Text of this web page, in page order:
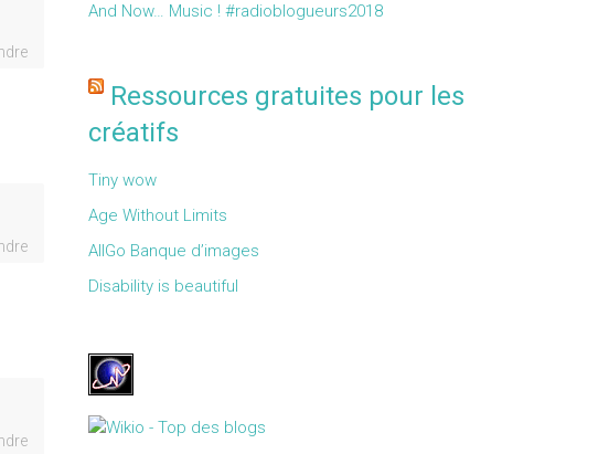
And Now… Music ! #radioblogueurs2018
Ressources gratuites pour les
créatifs
Tiny wow
Age Without Limits
AllGo Banque d’images
Disability is beautiful